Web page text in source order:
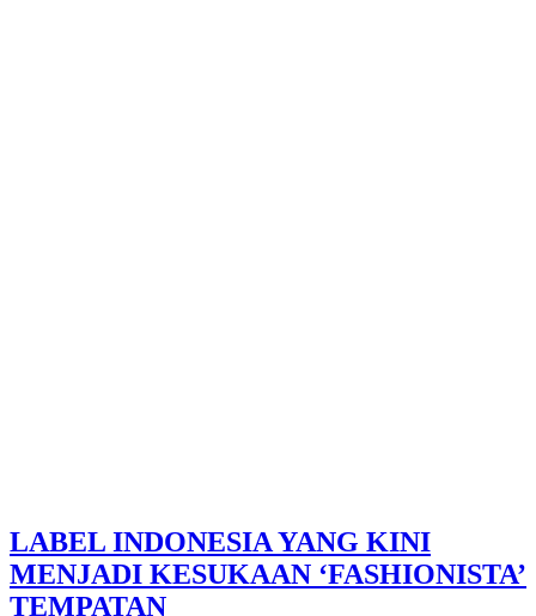
LABEL INDONESIA YANG KINI
MENJADI KESUKAAN ‘FASHIONISTA’
TEMPATAN